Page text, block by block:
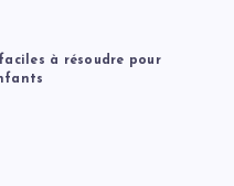
faciles à résoudre pour